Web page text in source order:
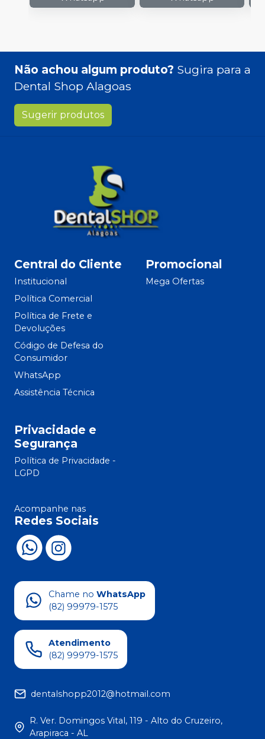
Não achou algum produto? Sugira para a
Dental Shop Alagoas
Sugerir produtos
Central do Cliente
Institucional
Política Comercial
Política de Frete e
Devoluções
Código de Defesa do
Consumidor
WhatsApp
Assistência Técnica
Promocional
Mega Ofertas
Privacidade e
Segurança
Política de Privacidade -
LGPD
Acompanhe nas
Redes Sociais
Chame no WhatsApp
(82) 99979-1575
Atendimento
(82) 99979-1575
dentalshopp2012@hotmail.com
R. Ver. Domingos Vital, 119 - Alto do Cruzeiro,
Arapiraca - AL